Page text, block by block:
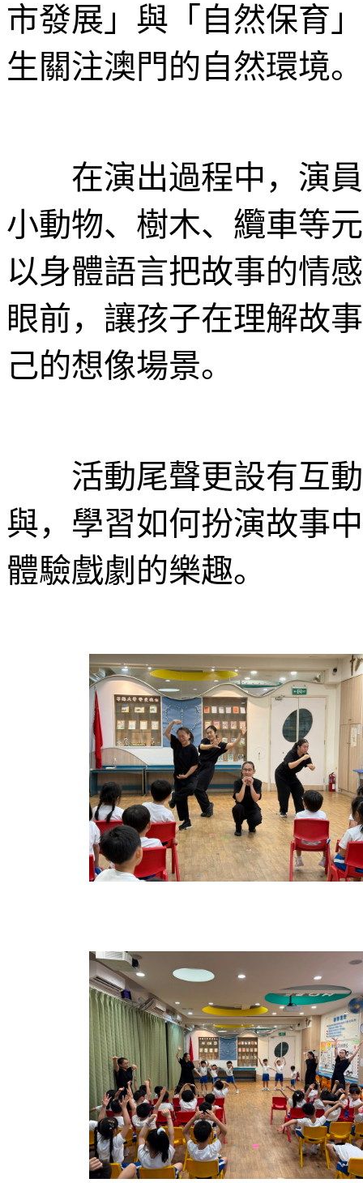
市發展」與「自然保育
生關注澳門的自然環境。
在演出過程中，演員
小動物、樹木、纜車等
以身體語言把故事的情
眼前，讓孩子在理解故
己的想像場景。
活動尾聲更設有互動
與，學習如何扮演故事
體驗戲劇的樂趣。